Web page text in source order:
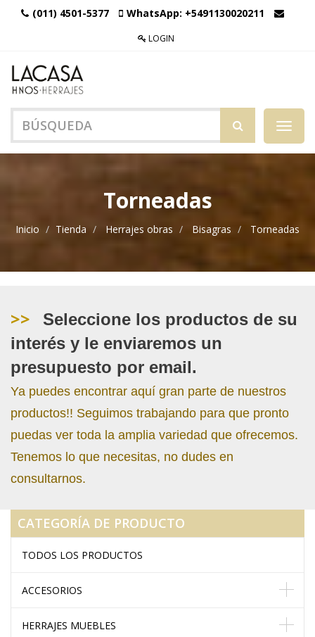
(011) 4501-5377 WhatsApp: +5491130020211
LOGIN
Menú
de
Torneadas
Inicio Tienda Herrajes obras Bisagras Torneadas
>>
Seleccione los productos de su
interés y le enviaremos un
presupuesto por email.
Ya puedes encontrar aquí gran parte de nuestros
productos!! Seguimos trabajando para que pronto
puedas ver toda la amplia variedad que ofrecemos.
Tenemos lo que necesitas, no dudes en
consultarnos.
CATEGORÍA DE PRODUCTO
TODOS LOS PRODUCTOS
ACCESORIOS
HERRAJES MUEBLES